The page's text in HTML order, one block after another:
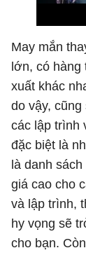
May mắn
lớn, có
xuất khác
do vậy,
các lập trình
đặc biệt là
là danh
giá cao cho
và lập trình,
hy vọng sẽ
cho bạn.